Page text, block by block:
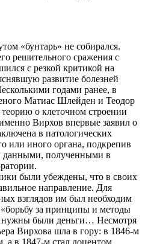
«бунтарь» не собирался.
решительного сражения с
с резкой критикой на
развитие болезней
годами ранее, в
Матиас Шлейден и Теодор
о клеточном строении
Вирхов впервые заявил о
в патологических
или иного органа, подкрепив
данными, полученными в
были убеждены, что в своих
направление. Для
взглядов им был необходим
за принципы и методы
нужны были деньги… Несмотря
Вирхова шла в гору: в 1846-м
а в 1847-м стал доцентом